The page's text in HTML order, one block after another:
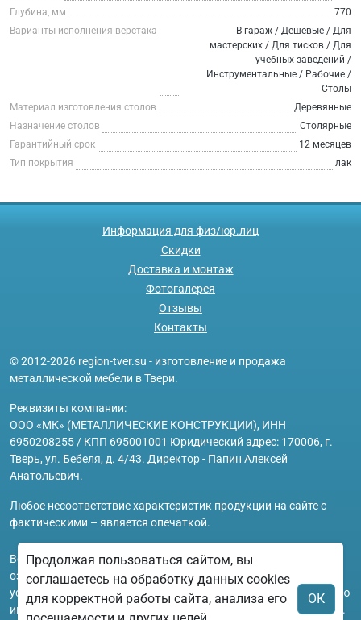
Глубина, мм
770
Варианты исполнения верстака
В гараж / Дешевые / Для
мастерских / Для тисков / Для
учебных заведений /
Инструментальные / Рабочие /
Столы
Материал изготовления столов
Деревянные
Назначение столов
Столярные
Гарантийный срок
12 месяцев
Тип покрытия
лак
Информация для физ/юр.лиц
Скидки
Доставка и монтаж
Фотогалерея
Отзывы
Контакты
© 2012-2026 region-tver.su - изготовление и продажа
металлической мебели в Твери.
Реквизиты компании:
ООО «МК» (МЕТАЛЛИЧЕСКИЕ КОНСТРУКЦИИ), ИНН
6950208255 / КПП 695001001 Юридический адрес: 170006, г.
Тверь, ул. Бебеля, д. 4/43. Директор - Папин Алексей
Анатольевич.
Любое несоответствие характеристик продукции на сайте с
фактическими – является опечаткой.
Вся информация на сайте region-tver.su носит исключительно
ознакомительный и справочный характер и ни при каких
условиях не является публичной офертой. Всю дополнительную
информацию можно узнать по телефонам указанным на сайте.
Продолжая пользоваться сайтом, вы
соглашаетесь на обработку данных cookies
для корректной работы сайта, анализа его
ОК